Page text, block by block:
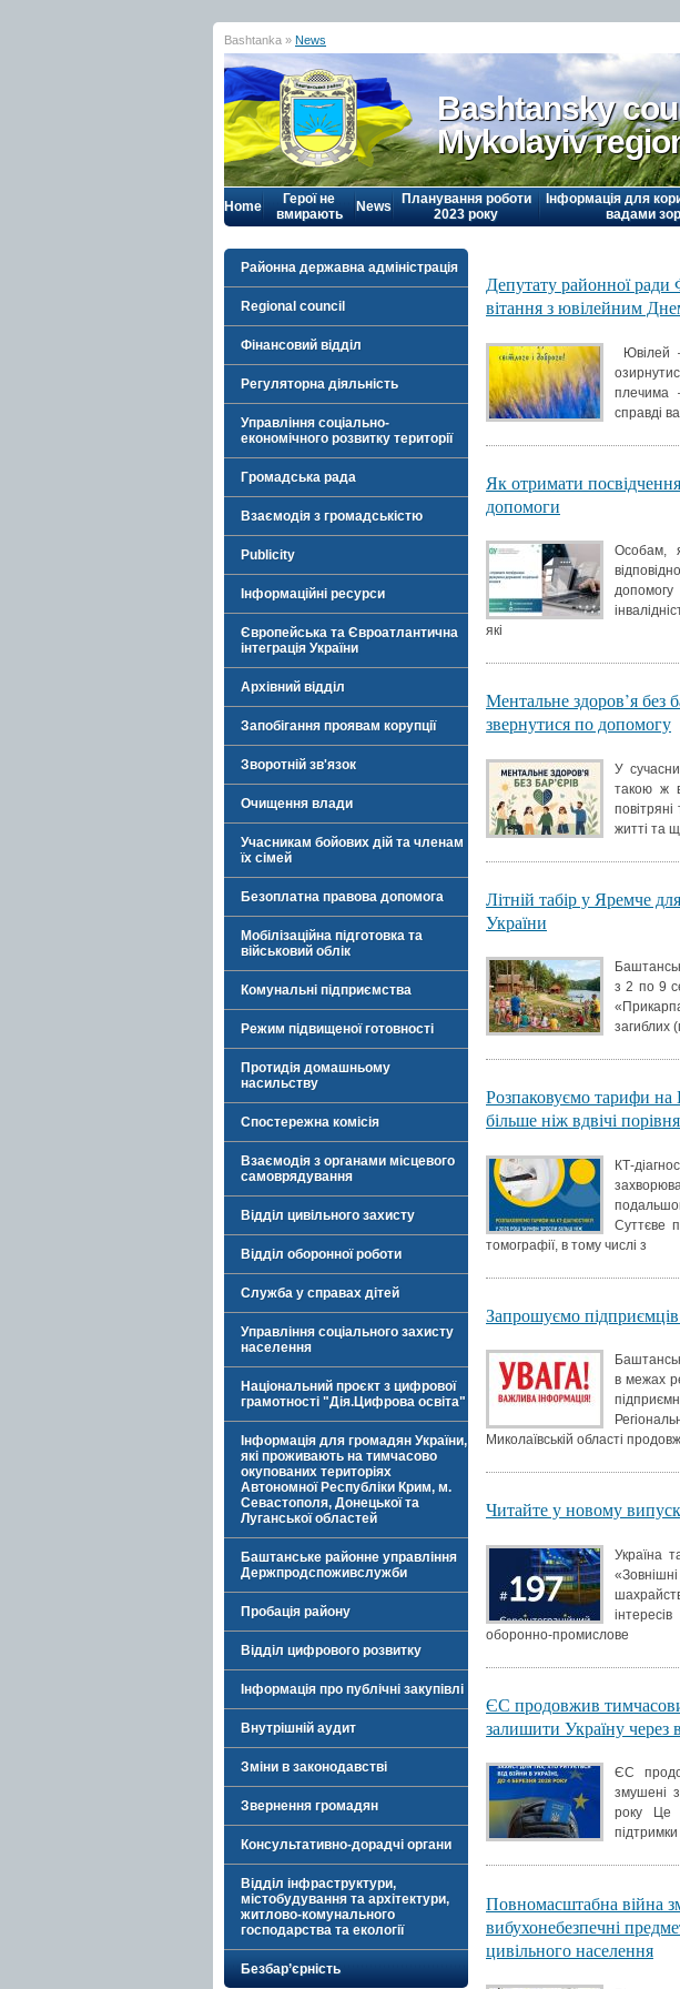
Bashtanka » News
Bashtansky
Mykolayiv
Home
Герої не
вмирають
News
Планування роботи
2023 року
Інформація для
вадами
Районна державна адміністрація
Regional council
Фінансовий відділ
Регуляторна діяльність
Управління соціально-
економічного розвитку території
Громадська рада
Взаємодія з громадськістю
Publicity
Інформаційні ресурси
Європейська та Євроатлантична
інтеграція України
Архівний відділ
Запобігання проявам корупції
Зворотній зв'язок
Очищення влади
Учасникам бойових дій та членам
їх сімей
Безоплатна правова допомога
Мобілізаційна підготовка та
військовий облік
Комунальні підприємства
Режим підвищеної готовності
Протидія домашньому
насильству
Спостережна комісія
Взаємодія з органами місцевого
самоврядування
Відділ цивільного захисту
Відділ оборонної роботи
Служба у справах дітей
Управління соціального захисту
населення
Національний проєкт з цифрової
грамотності "Дія.Цифрова освіта"
Інформація для громадян України,
які проживають на тимчасово
окупованих територіях
Автономної Республіки Крим, м.
Севастополя, Донецької та
Луганської областей
Баштанське районне управління
Держпродспоживслужби
Пробація району
Відділ цифрового розвитку
Інформація про публічні закупівлі
Внутрішній аудит
Зміни в законодавстві
Звернення громадян
Консультативно-дорадчі органи
Відділ інфраструктури,
містобудування та архітектури,
житлово-комунального
господарства та екології
Безбар’єрність
Депутату районної
вітання з ювілейним
Ювілей
плечима
справді
Як отримати
допомоги
Особам,
які
Ментальне здоров’я без
звернутися по допомогу
У
такою ж
житті та
Літній табір у Яремче
України
з 2 по 9
загиблих
Розпаковуємо тарифи
більше ніж вдвічі
КТ-
Суттєве
томографії, в тому числі з
Запрошуємо
в межах
Миколаївській області
Читайте у новому
Україна
оборонно-промислове
ЄС продовжив
залишити Україну через
ЄС
змушені
року Це
Повномасштабна війна
вибухонебезпечні
цивільного населення